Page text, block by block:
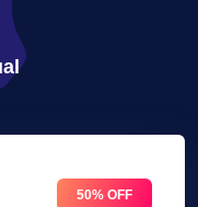
50% OFF